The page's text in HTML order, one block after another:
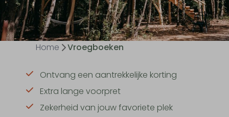
Home Vroegboeken
Ontvang een aantrekkelijke korting
Extra lange voorpret
Zekerheid van jouw favoriete plek